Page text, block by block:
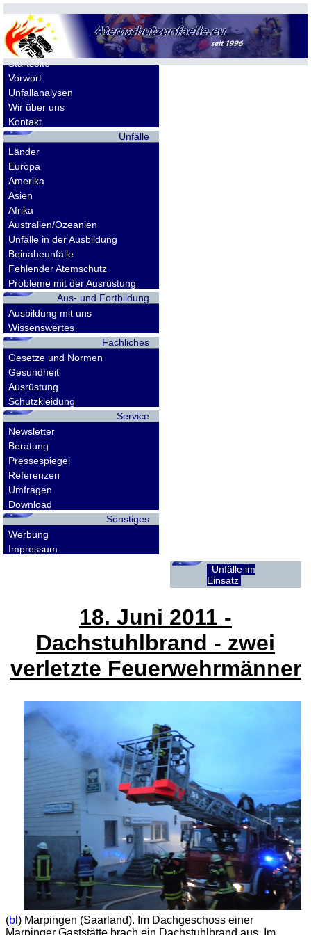
Allgemeines
Startseite
Vorwort
Unfallanalysen
Wir über uns
Kontakt
Unfälle
Länder
Europa
Amerika
Asien
Afrika
Australien/Ozeanien
Unfälle in der Ausbildung
Beinaheunfälle
Fehlender Atemschutz
Probleme mit der Ausrüstung
Aus- und Fortbildung
Ausbildung mit uns
Wissenswertes
Fachliches
Gesetze und Normen
Gesundheit
Ausrüstung
Schutzkleidung
Service
Newsletter
Beratung
Pressespiegel
Referenzen
Umfragen
Download
Sonstiges
Werbung
Impressum
Unfälle im
Einsatz
18. Juni 2011 -
Dachstuhlbrand - zwei
verletzte Feuerwehrmänner
(bl ) Marpingen (Saarland). Im Dachgeschoss einer